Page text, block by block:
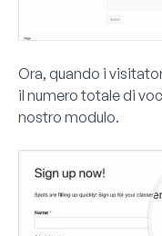
Ora, quando i
il numero totale di
nostro modulo.